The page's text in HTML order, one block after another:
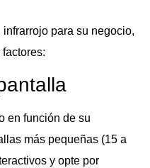
para su negocio,
en función de su
más pequeñas (15 a
y opte por